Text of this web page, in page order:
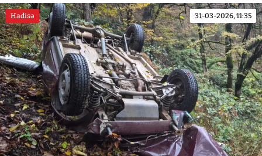
Hadisə 31-03-2026, 11:35